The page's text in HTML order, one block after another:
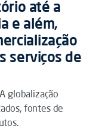
até a
e além,
serviços de
globalização
fontes de